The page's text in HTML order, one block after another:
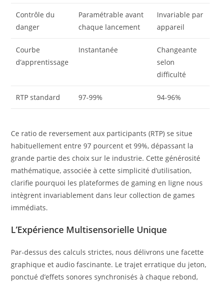
Contrôle du
danger
Paramétrable avant
chaque lancement
Invariable par
appareil
Courbe
d’apprentissage
Instantanée
Changeante
selon
difficulté
RTP standard 97-99% 94-96%
Ce ratio de reversement aux participants (RTP) se situe
habituellement entre 97 pourcent et 99%, dépassant la
grande partie des choix sur le industrie. Cette générosité
mathématique, associée à cette simplicité d’utilisation,
clarifie pourquoi les plateformes de gaming en ligne nous
intègrent invariablement dans leur collection de games
immédiats.
L’Expérience Multisensorielle Unique
Par-dessus des calculs strictes, nous délivrons une facette
graphique et audio fascinante. Le trajet erratique du jeton,
ponctué d’effets sonores synchronisés à chaque rebond,